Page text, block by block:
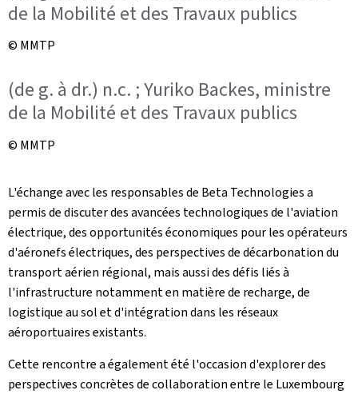
de la Mobilité et des Travaux publics
© MMTP
(de g. à dr.) n.c. ; Yuriko Backes, ministre
de la Mobilité et des Travaux publics
© MMTP
L'échange avec les responsables de Beta Technologies a
permis de discuter des avancées technologiques de l'aviation
électrique, des opportunités économiques pour les opérateurs
d'aéronefs électriques, des perspectives de décarbonation du
transport aérien régional, mais aussi des défis liés à
l'infrastructure notamment en matière de recharge, de
logistique au sol et d'intégration dans les réseaux
aéroportuaires existants.
Cette rencontre a également été l'occasion d'explorer des
perspectives concrètes de collaboration entre le Luxembourg